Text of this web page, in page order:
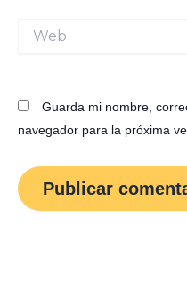
Guarda mi nombre,
navegador para la próxima